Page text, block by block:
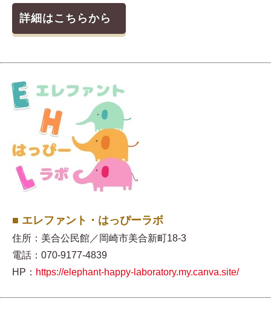
詳細はこちらから
■ エレファント・はっぴーラボ
住所：美合公民館／岡崎市美合新町18-3
電話：070-9177-4839
HP： https://elephant-happy-laboratory.my.canva.site/